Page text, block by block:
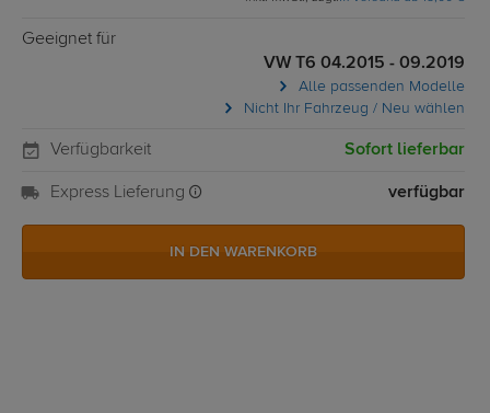
Geeignet für
VW T6 04.2015 - 09.2019
Alle passenden Modelle
Nicht Ihr Fahrzeug / Neu wählen
Verfügbarkeit Sofort lieferbar
Express Lieferung verfügbar
IN DEN WARENKORB